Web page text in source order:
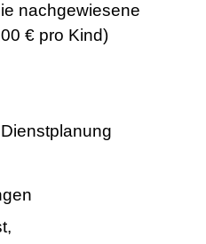
nachgewiesene
€ pro Kind)